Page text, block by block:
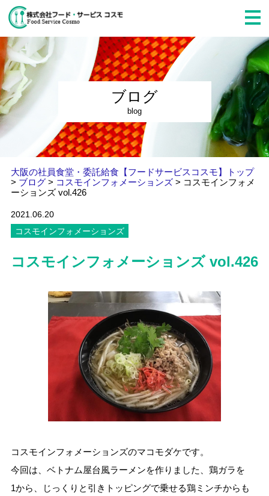
ブログ
blog
大阪の社員食堂・委託給食【フードサービスコスモ】トップ
> ブログ> コスモインフォメーションズ> コスモインフォメ
ーションズ vol.426
2021.06.20
コスモインフォメーションズ
コスモインフォメーションズ vol.426
コスモインフォメーションズのマコモダケです。
今回は、ベトナム屋台風ラーメンを作りました、鶏ガラを
1から、じっくりと引きトッピングで乗せる鶏ミンチからも